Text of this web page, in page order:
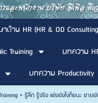
ด้าน HR (HR & OD
Training บทความ
บทความ Productivity
> รู้ลึก รู้จริง แข่งยังไงก็ชนะ ขา